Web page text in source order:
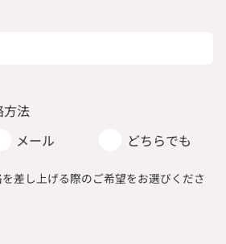
方法
メール どちらでも
差し上げる際のご希望をお選びくださ